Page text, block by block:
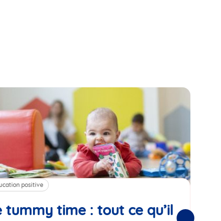
positive
tummy time : tout ce qu’il